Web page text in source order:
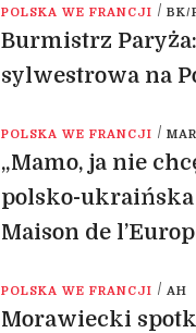
POLSKA WE FRANCJI / BK/
Burmistrz
sylwestrowa na
POLSKA WE FRANCJI /
„Mamo, ja nie
polsko-
Maison de
POLSKA WE FRANCJI / AH
Morawiecki